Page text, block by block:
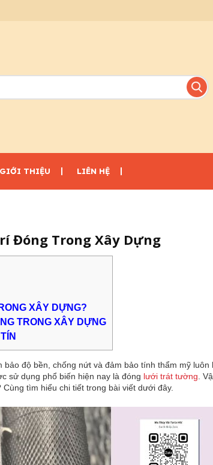
GIỚI THIỆU LIÊN HỆ
Đóng Trong Xây Dựng
XÂY DỰNG?
TRONG XÂY DỰNG
độ bền, chống nứt và đảm bảo tính thẩm mỹ luôn
sử dụng phổ biến hiện nay là đóng lưới trát tường .
tìm hiểu chi tiết trong bài viết dưới đây.